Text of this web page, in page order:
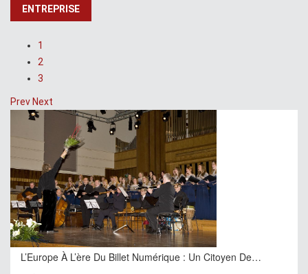
ENTREPRISE
1
2
3
PrevNext
L’Europe À L’ère Du Billet Numérique : Un Citoyen De…